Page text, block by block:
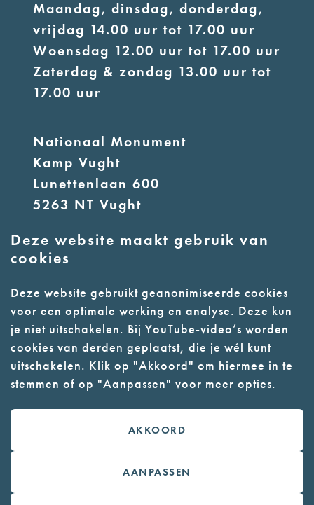
Deze website maakt gebruik van
cookies
Deze website gebruikt geanonimiseerde cookies
voor een optimale werking en analyse. Deze kun
je niet uitschakelen. Bij YouTube-video’s worden
cookies van derden geplaatst, die je wél kunt
uitschakelen. Klik op "Akkoord" om hiermee in te
stemmen of op "Aanpassen" voor meer opties.
AKKOORD
AANPASSEN
Maandag, dinsdag, donderdag,
vrijdag 14.00 uur tot 17.00 uur
Woensdag 12.00 uur tot 17.00 uur
Zaterdag & zondag 13.00 uur tot
17.00 uur
Nationaal Monument
Kamp Vught
Lunettenlaan 600
5263 NT Vught
E:info@nmkampvught.nl
- Parkeer in de vakken of in de
parkeergarage (begane grond)
- Alleen geleidehonden
toegestaan